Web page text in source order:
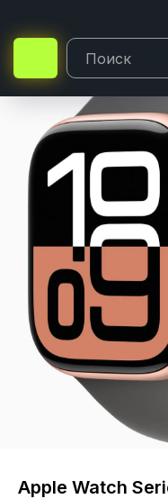
Apple Watch